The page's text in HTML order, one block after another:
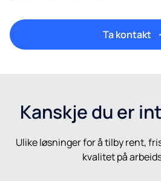
Ta kontakt
Kanskje du er
Ulike løsninger for å tilby rent,
kvalitet på